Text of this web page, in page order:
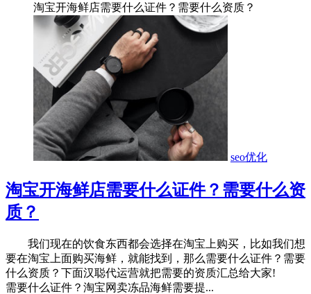
淘宝开海鲜店需要什么证件？需要什么资质？
seo优化
淘宝开海鲜店需要什么证件？需要什么资
质？
我们现在的饮食东西都会选择在淘宝上购买，比如我们想
要在淘宝上面购买海鲜，就能找到，那么需要什么证件？需要
什么资质？下面汉聪代运营就把需要的资质汇总给大家!
需要什么证件？淘宝网卖冻品海鲜需要提...